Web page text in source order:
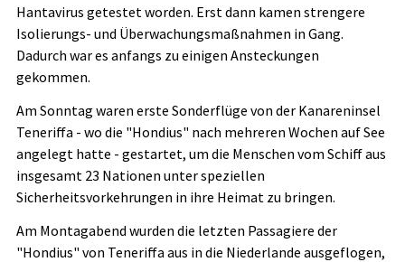
Hantavirus getestet worden. Erst dann kamen strengere
Isolierungs- und Überwachungsmaßnahmen in Gang.
Dadurch war es anfangs zu einigen Ansteckungen
gekommen.
Am Sonntag waren erste Sonderflüge von der Kanareninsel
Teneriffa - wo die "Hondius" nach mehreren Wochen auf See
angelegt hatte - gestartet, um die Menschen vom Schiff aus
insgesamt 23 Nationen unter speziellen
Sicherheitsvorkehrungen in ihre Heimat zu bringen.
Am Montagabend wurden die letzten Passagiere der
"Hondius" von Teneriffa aus in die Niederlande ausgeflogen,